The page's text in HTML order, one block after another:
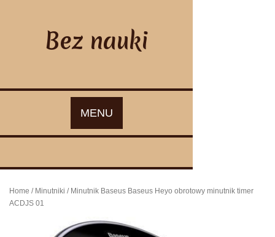
Bez nauki
MENU
Home / Minutniki / Minutnik Baseus Baseus Heyo obrotowy minutnik timer
ACDJS 01